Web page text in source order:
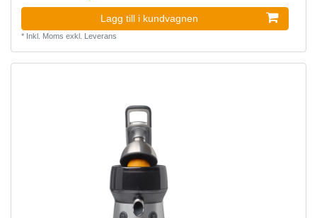
Lagg till i kundvagnen
* Inkl. Moms exkl. Leverans